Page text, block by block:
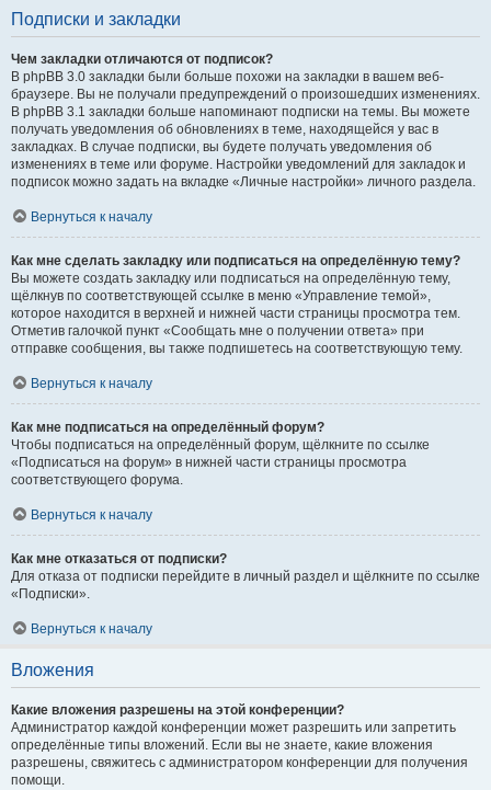
Подписки и закладки
Чем закладки отличаются от подписок?
В phpBB 3.0 закладки были больше похожи на закладки в вашем веб-
браузере. Вы не получали предупреждений о произошедших изменениях.
В phpBB 3.1 закладки больше напоминают подписки на темы. Вы можете
получать уведомления об обновлениях в теме, находящейся у вас в
закладках. В случае подписки, вы будете получать уведомления об
изменениях в теме или форуме. Настройки уведомлений для закладок и
подписок можно задать на вкладке «Личные настройки» личного раздела.
Вернуться к началу
Как мне сделать закладку или подписаться на определённую тему?
Вы можете создать закладку или подписаться на определённую тему,
щёлкнув по соответствующей ссылке в меню «Управление темой»,
которое находится в верхней и нижней части страницы просмотра тем.
Отметив галочкой пункт «Сообщать мне о получении ответа» при
отправке сообщения, вы также подпишетесь на соответствующую тему.
Вернуться к началу
Как мне подписаться на определённый форум?
Чтобы подписаться на определённый форум, щёлкните по ссылке
«Подписаться на форум» в нижней части страницы просмотра
соответствующего форума.
Вернуться к началу
Как мне отказаться от подписки?
Для отказа от подписки перейдите в личный раздел и щёлкните по ссылке
«Подписки».
Вернуться к началу
Вложения
Какие вложения разрешены на этой конференции?
Администратор каждой конференции может разрешить или запретить
определённые типы вложений. Если вы не знаете, какие вложения
разрешены, свяжитесь с администратором конференции для получения
помощи.